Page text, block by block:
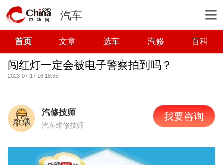
汽车
首页 文章 选车 汽修 百科
闯红灯一定会被电子警察拍到吗？
2023-07-17 16:18:55
汽修技师
汽车维修技师
我要咨询